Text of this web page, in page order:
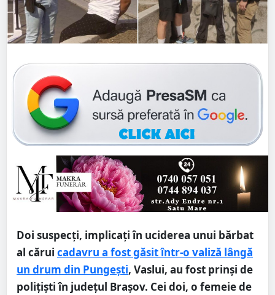
Doi suspecți, implicați în uciderea unui bărbat
al cărui cadavru a fost găsit într-o valiză lângă
un drum din Pungești, Vaslui, au fost prinși de
polițiști în județul Brașov. Cei doi, o femeie de